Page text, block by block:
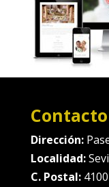
Contacto
Dirección:
Localidad:
C. Postal: